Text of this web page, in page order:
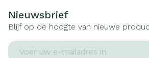
Nieuwsbrief
Blijf op de hoogte van nieuwe
E-mail adres